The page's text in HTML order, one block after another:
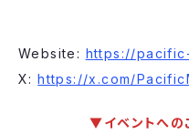
​​Website: https://
​​​​​​X:https://x.com/
▼イベントへの